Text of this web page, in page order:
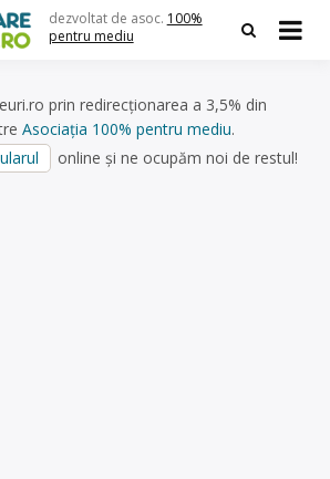
dezvoltat de asoc. 100%
pentru mediu
prin redirecționarea a 3,5% din
Asociația 100% pentru mediu.
online și ne ocupăm noi de restul!